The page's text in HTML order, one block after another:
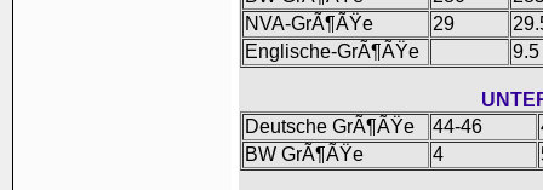
NVA-GrÃ¶ÃŸe
29
Englische-GrÃ¶ÃŸe
9.5
Deutsche GrÃ¶ÃŸe
44-46
BW GrÃ¶ÃŸe
4